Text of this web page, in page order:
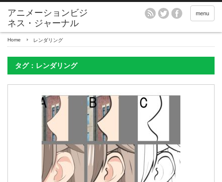
アニメーションビジ
ネス・ジャーナル
menu
Home レンダリング
タグ：レンダリング